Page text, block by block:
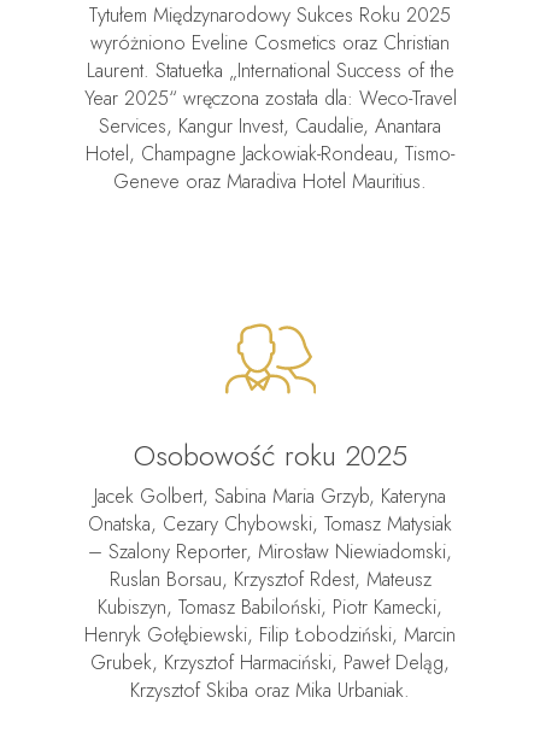
Tytułem Międzynarodowy Sukces Roku 2025
wyróżniono Eveline Cosmetics oraz Christian
Laurent. Statuetka „International Success of the
Year 2025“ wręczona została dla: Weco-Travel
Services, Kangur Invest, Caudalie, Anantara
Hotel, Champagne Jackowiak-Rondeau, Tismo-
Geneve oraz Maradiva Hotel Mauritius.
Osobowość roku 2025
Jacek Golbert, Sabina Maria Grzyb, Kateryna
Onatska, Cezary Chybowski, Tomasz Matysiak
– Szalony Reporter, Mirosław Niewiadomski,
Ruslan Borsau, Krzysztof Rdest, Mateusz
Kubiszyn, Tomasz Babiloński, Piotr Kamecki,
Henryk Gołębiewski, Filip Łobodziński, Marcin
Grubek, Krzysztof Harmaciński, Paweł Deląg,
Krzysztof Skiba oraz Mika Urbaniak.